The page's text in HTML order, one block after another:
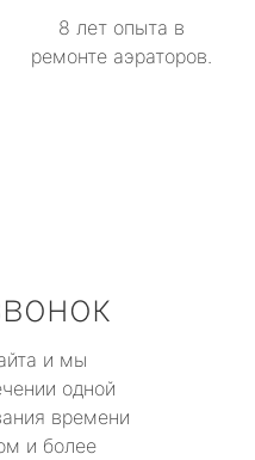
8 лет опыта в
ремонте аэраторов.
и мы
одной
времени
и более